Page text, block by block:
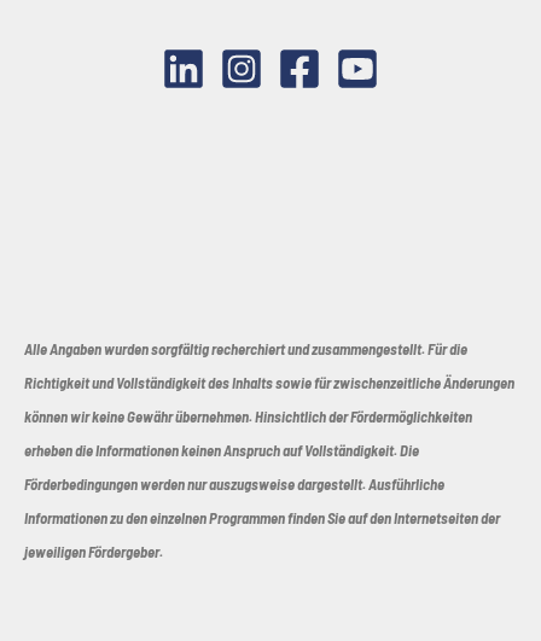
Alle Angaben wurden sorgfältig recherchiert und zusammengestellt. Für die
Richtigkeit und Vollständigkeit des Inhalts sowie für zwischenzeitliche Änderungen
können wir keine Gewähr übernehmen. Hinsichtlich der Fördermöglichkeiten
erheben die Informationen keinen Anspruch auf Vollständigkeit. Die
Förderbedingungen werden nur auszugsweise dargestellt. Ausführliche
Informationen zu den einzelnen Programmen finden Sie auf den Internetseiten der
jeweiligen Fördergeber.